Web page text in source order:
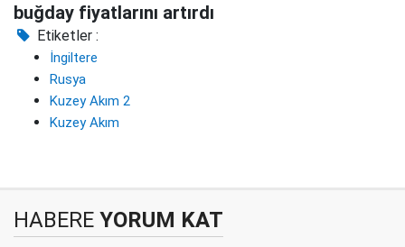
buğday fiyatlarını artırdı
Etiketler :
İngiltere
Rusya
Kuzey Akım 2
Kuzey Akım
HABERE YORUM KAT